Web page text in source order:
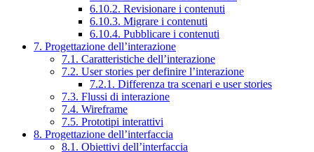
6.10.2. Revisionare i contenuti
6.10.3. Migrare i contenuti
6.10.4. Pubblicare i contenuti
7. Progettazione dell’interazione
7.1. Caratteristiche dell’interazione
7.2. User stories per definire l’interazione
7.2.1. Differenza tra scenari e user stories
7.3. Flussi di interazione
7.4. Wireframe
7.5. Prototipi interattivi
8. Progettazione dell’interfaccia
8.1. Obiettivi dell’interfaccia